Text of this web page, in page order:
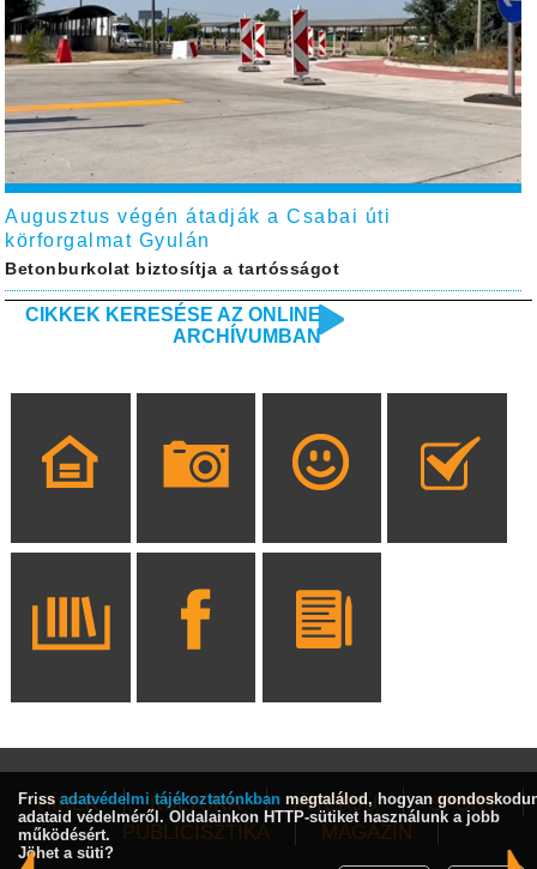
Augusztus végén átadják a Csabai úti
körforgalmat Gyulán
Betonburkolat biztosítja a tartósságot
CIKKEK KERESÉSE AZ ONLINE
ARCHÍVUMBAN
HÍREK KULTÚRA INTERJÚ
SPORT
PUBLICISZTIKA
MAGAZIN
Friss adatvédelmi tájékoztatónkban megtalálod, hogyan
adataid védelméről. Oldalainkon HTTP-sütiket használunk a jobb
működésért.
Jöhet a süti?